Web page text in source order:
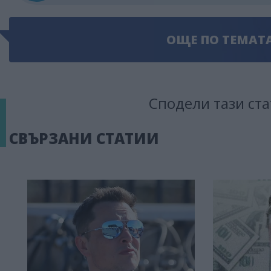
ОЩЕ ПО
Сподели тази
СВЪРЗАНИ СТАТИИ